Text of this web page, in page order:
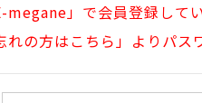
megane」で会員登録して
の方はこちら」よりパス